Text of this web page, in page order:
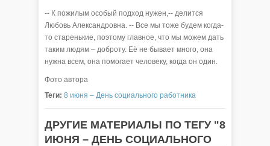
-- К пожилым особый подход нужен,-- делится
Любовь Александровна. -- Все мы тоже будем когда-
то старенькие, поэтому главное, что мы можем дать
таким людям – доброту. Её не бывает много, она
нужна всем, она помогает человеку, когда он один.
Фото автора
Теги: 8 июня – День социального работника
ДРУГИЕ МАТЕРИАЛЫ ПО ТЕГУ "8
ИЮНЯ – ДЕНЬ СОЦИАЛЬНОГО